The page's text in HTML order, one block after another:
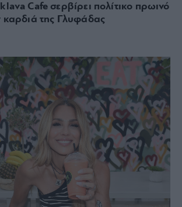
Cafe σερβίρει πολίτικο πρωινό
καρδιά της Γλυφάδας